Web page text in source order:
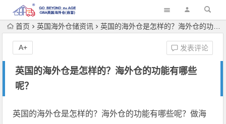
首页 英国海外仓储资讯 英国的海外仓是怎样的？海外仓的功能有哪些呢？
英国的海外仓是怎样的？海外仓的功能有哪些
呢？
发表评论
A+
英国的海外仓是怎样的？海外仓的功能有哪些呢？做海